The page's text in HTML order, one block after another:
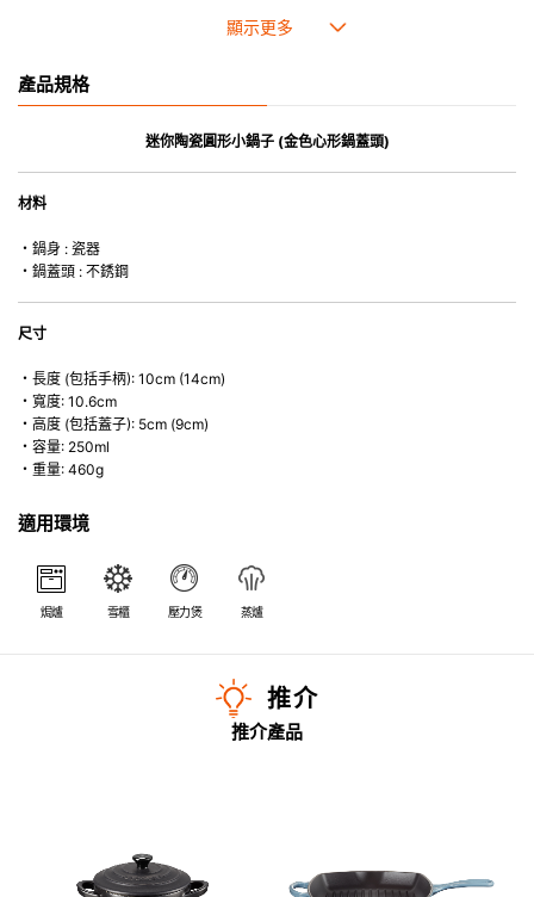
• 即使經常使用亦不會容易吸取食物氣味。
*不可直接用於熱源上
產品規格
迷你陶瓷圓形小鍋子 (金色心形鍋蓋頭)
材料
・鍋身 : 瓷器
・鍋蓋頭 : 不銹鋼
尺寸
・長度 (包括手柄): 10cm (14cm)
・寬度: 10.6cm
・高度 (包括蓋子): 5cm (9cm)
・容量: 250ml
・重量: 460g
適用環境
焗爐 雪櫃 壓力煲 蒸爐
推介
推介產品